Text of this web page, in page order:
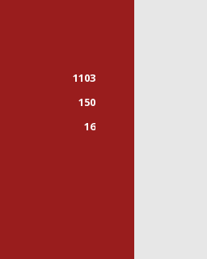
1103
150
16